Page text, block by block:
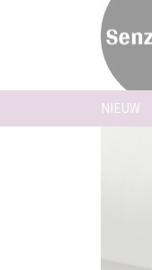
NIEUW